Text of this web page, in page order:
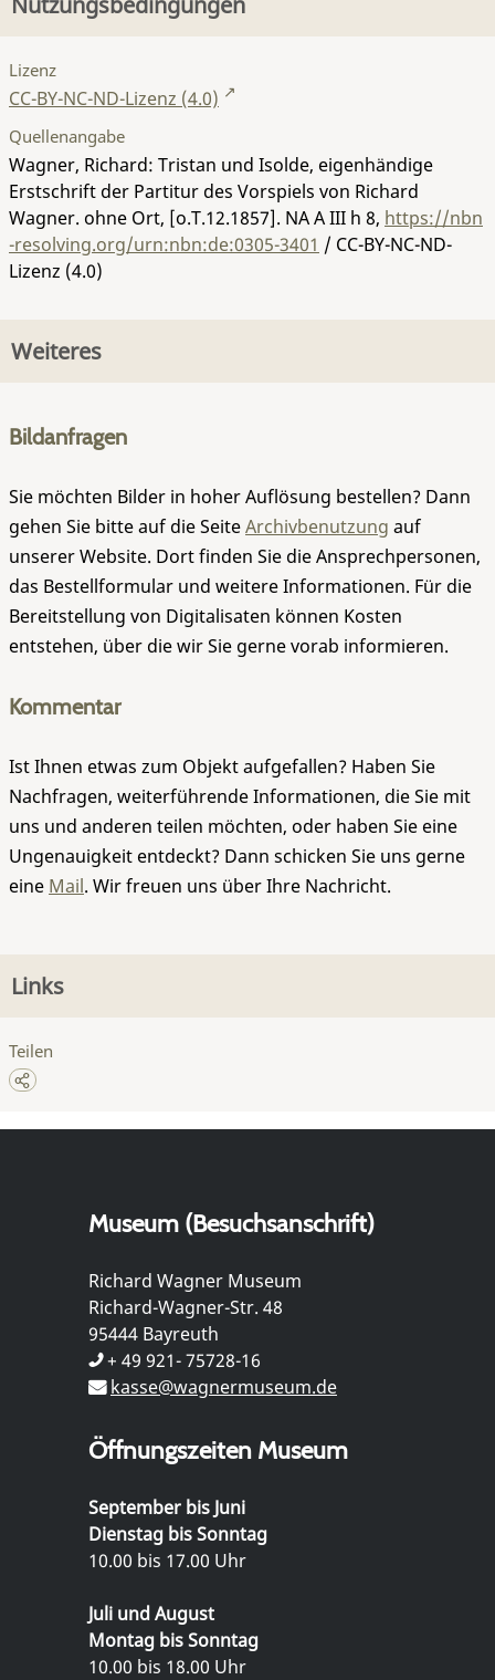
Lizenz
CC-BY-NC-ND-Lizenz (4.0)
Quellenangabe
Wagner, Richard: Tristan und Isolde, eigenhändige
Erstschrift der Partitur des Vorspiels von Richard
Wagner. ohne Ort, [o.T.12.1857]. NA A III h 8, https://nbn
-resolving.org/urn:nbn:de:0305-3401 / CC-BY-NC-ND-
Lizenz (4.0)
Weiteres
Bildanfragen
Sie möchten Bilder in hoher Auflösung bestellen? Dann
gehen Sie bitte auf die SeiteArchivbenutzung auf
unserer Website. Dort finden Sie die Ansprechpersonen,
das Bestellformular und weitere Informationen. Für die
Bereitstellung von Digitalisaten können Kosten
entstehen, über die wir Sie gerne vorab informieren.
Kommentar
Ist Ihnen etwas zum Objekt aufgefallen? Haben Sie
Nachfragen, weiterführende Informationen, die Sie mit
uns und anderen teilen möchten, oder haben Sie eine
Ungenauigkeit entdeckt? Dann schicken Sie uns gerne
eine Mail. Wir freuen uns über Ihre Nachricht.
Links
Teilen
Museum (Besuchsanschrift)
Richard Wagner Museum
Richard-Wagner-Str. 48
95444 Bayreuth
+ 49 921- 75728-16
kasse@wagnermuseum.de
Öffnungszeiten Museum
September bis Juni
Dienstag bis Sonntag
10.00 bis 17.00 Uhr
Juli und August
Montag bis Sonntag
10.00 bis 18.00 Uhr